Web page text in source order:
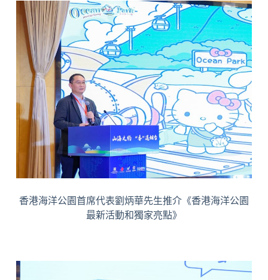
香港海洋公園首席代表劉炳華先生推介《香港海洋公園
最新活動和獨家亮點》